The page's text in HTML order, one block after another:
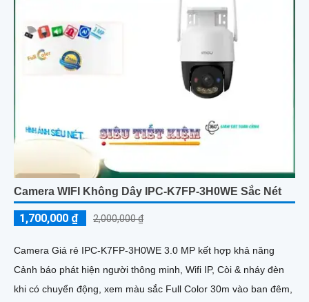
Camera WIFI Không Dây IPC-K7FP-3H0WE Sắc Nét
1,700,000 ₫ 2,000,000 ₫
Camera Giá rẻ IPC-K7FP-3H0WE 3.0 MP kết hợp khả năng
Cảnh báo phát hiện người thông minh, Wifi IP, Còi & nháy đèn
khi có chuyển động, xem màu sắc Full Color 30m vào ban đêm,